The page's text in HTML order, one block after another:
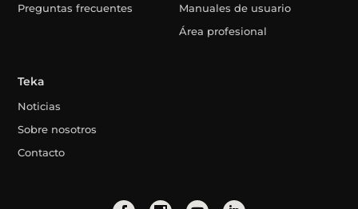
Preguntas frecuentes
Manuales de usuario
Área profesional
Teka
Noticias
Sobre nosotros
Contacto